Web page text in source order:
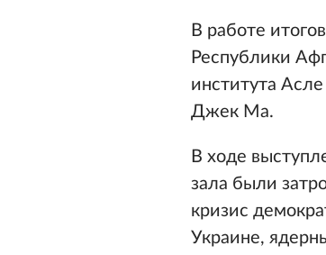
В работе
Республики
института
Джек Ма.
В ходе
зала были
кризис
Украине,